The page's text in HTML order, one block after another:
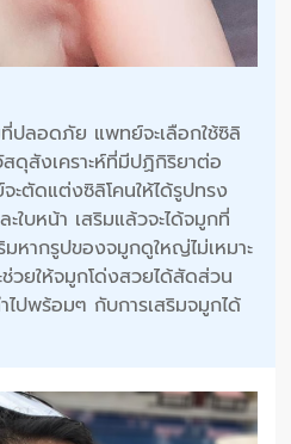
ปลอดภัย แพทย์จะเลือกใช้ซิลิ
สดุสังเคราะห์ที่มีปฏิกิริยาต่อ
ะตัดแต่งซิลิโคนให้ได้รูปทรง
ใบหน้า เสริมแล้วจะได้จมูกที่
หากรูปของจมูกดูใหญ่ไม่เหมาะ
วยให้จมูกโด่งสวยได้สัดส่วน
ปพร้อมๆ กับการเสริมจมูกได้